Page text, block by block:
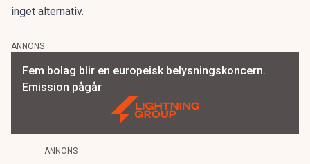
inget alternativ.
ANNONS
Fem bolag blir en europeisk belysningskoncern.
Emission pågår
ANNONS